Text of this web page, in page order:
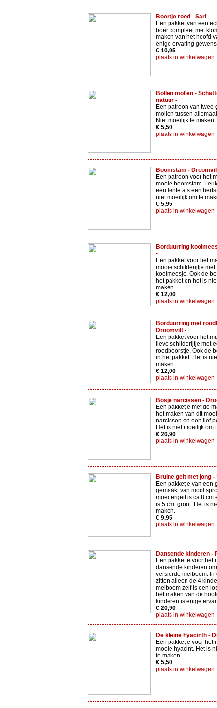
Boertje rood - Sari -
Een pakket van een
boer compleet met
maken van het hoofd
enige ervaring
€ 10,95
plaats in winkelwagen
Bollen mollen -
natuur -
Een patroon van twee
mollen tussen
Niet moeilijk te maken .
€ 5,50
plaats in winkelwagen
Boomstam -
Een patroon voor het
mooie boomstam.
een lente als een
niet moeilijk om te
€ 5,95
plaats in winkelwagen
Borduurring
-
Een pakket voor het
mooie schilderijtje met
koolmeesje. Ook de
het pakket en het is
maken.
€ 12,00
plaats in winkelwagen
Borduurring met
Droomvilt -
Een pakket voor het
lieve schilderijtje met
roodboorstje. Ook de
in het pakket. Het is
maken.
€ 12,00
plaats in winkelwagen
Bosje narcissen -
Een pakketje met de
het maken van dit
narcissen en een lief
Het is niet moeilijk om
€ 20,90
plaats in winkelwagen
Bruine geit met jong -
Een pakketje van een
gemaakt van mooi
moedergeit is ca.8 cm
is 5 cm. groot. Het is
maken.
€ 9,95
plaats in winkelwagen
Dansende kinderen -
Een pakketje voor het
dansende kinderen
versierde meiboom. In
zitten alleen de 4
meiboom zelf is een
het maken van de
kinderen is enige
€ 20,90
plaats in winkelwagen
De kleine hyacinth -
Een pakketje voor het
mooie hyacint. Het is
te maken.
€ 5,50
plaats in winkelwagen